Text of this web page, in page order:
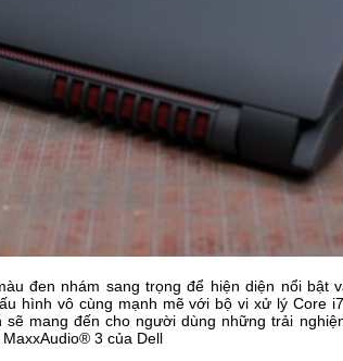
đen nhám sang trọng để hiện diện nổi bật
hình vô cùng mạnh mẽ với bộ vi xử lý Core
mang đến cho người dùng những trải
3 của Dell